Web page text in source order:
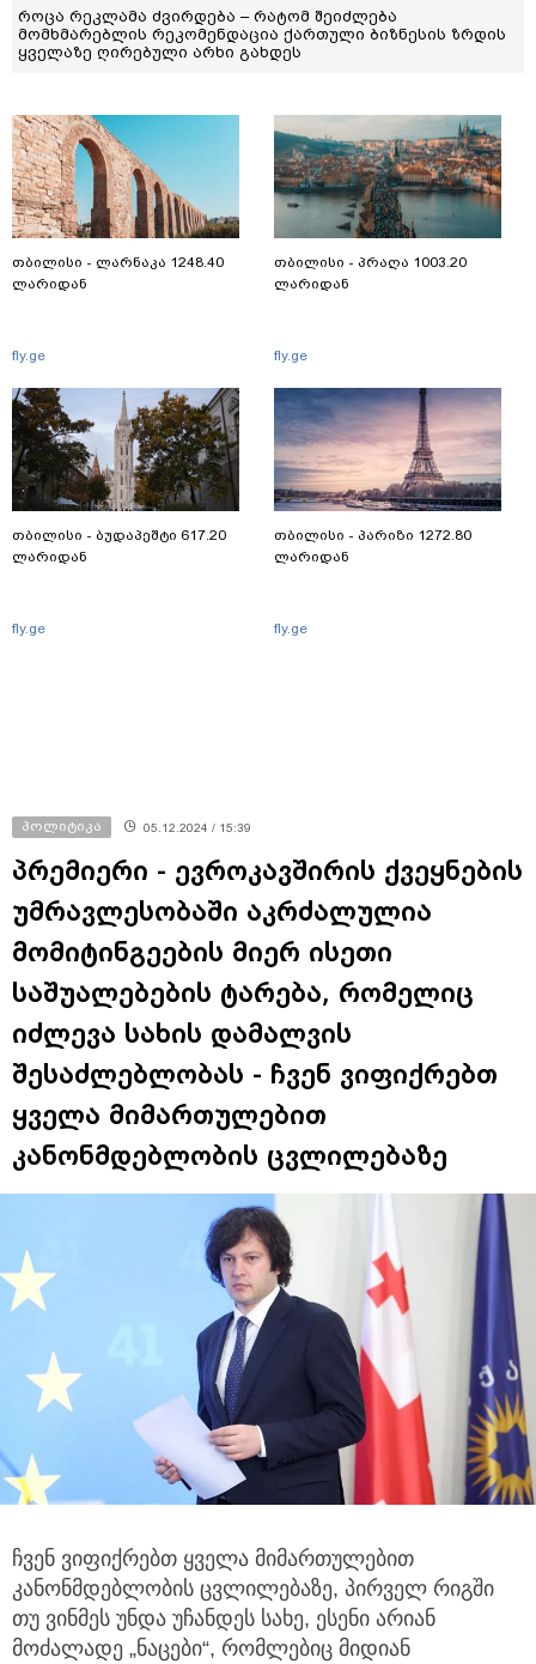
როცა რეკლამა ძვირდება – რატომ შეიძლება
მომხმარებლის რეკომენდაცია ქართული ბიზნესის ზრდის
ყველაზე ღირებული არხი გახდეს
თბილისი - ლარნაკა 1248.40
ლარიდან
fly.ge
თბილისი - ბუდაპეშტი 617.20
ლარიდან
fly.ge
თბილისი - პრაღა 1003.20
ლარიდან
fly.ge
თბილისი - პარიზი 1272.80
ლარიდან
fly.ge
პოლიტიკა 05.12.2024 / 15:39
პრემიერი - ევროკავშირის ქვეყნების
უმრავლესობაში აკრძალულია
მომიტინგეების მიერ ისეთი
საშუალებების ტარება, რომელიც
იძლევა სახის დამალვის
შესაძლებლობას - ჩვენ ვიფიქრებთ
ყველა მიმართულებით
კანონმდებლობის ცვლილებაზე
ჩვენ ვიფიქრებთ ყველა მიმართულებით
კანონმდებლობის ცვლილებაზე, პირველ რიგში
თუ ვინმეს უნდა უჩანდეს სახე, ესენი არიან
მოძალადე „ნაცები“, რომლებიც მიდიან